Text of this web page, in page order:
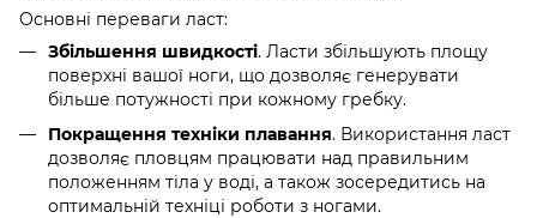
Основні переваги ласт:
Збільшення швидкості. Ласти збільшують площу
поверхні вашої ноги, що дозволяє генерувати
більше потужності при кожному гребку.
Покращення техніки плавання. Використання ласт
дозволяє пловцям працювати над правильним
положенням тіла у воді, а також зосередитись на
оптимальній техніці роботи з ногами.